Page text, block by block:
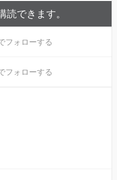
読できます。
フォローする
フォローする